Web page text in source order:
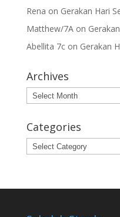
Rena on Gerakan Hari
Matthew/7Aon
Abellita 7con Gerakan
Archives
Archives
Categories
Categories